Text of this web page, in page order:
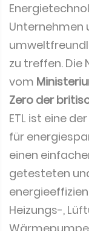
Unternehmen
zu treffen. Die
vom
Zero der
ETL ist eine
für
einen
getesteten
Heizungs-,